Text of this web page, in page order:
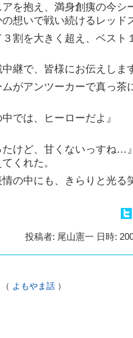
を抱え、満身創痍の今シ
想いで戦い続けるレッド
割を大きく超え、ベスト
継で、皆様にお伝えしま
がアンツーカーで真っ茶
中では、ヒーローだよ』
たけど、甘くないっすね…
くれた。
の中にも、きらりと光る
投稿者: 尾山憲一 日時:
（ よもやま話 ）